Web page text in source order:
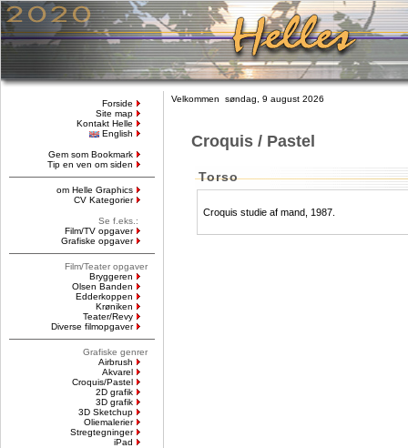
Forside
Site map
Kontakt Helle
English
Gem som Bookmark
Tip en ven om siden
om Helle Graphics
CV Kategorier
Se f.eks.:
Film/TV opgaver
Grafiske opgaver
Film/Teater opgaver
Bryggeren
Olsen Banden
Edderkoppen
Krøniken
Teater/Revy
Diverse filmopgaver
Grafiske genrer
Airbrush
Akvarel
Croquis/Pastel
2D grafik
3D grafik
3D Sketchup
Oliemalerier
Stregtegninger
iPad
Velkommen søndag, 9 august 2026
Croquis / Pastel
Torso
Croquis studie af mand, 1987.